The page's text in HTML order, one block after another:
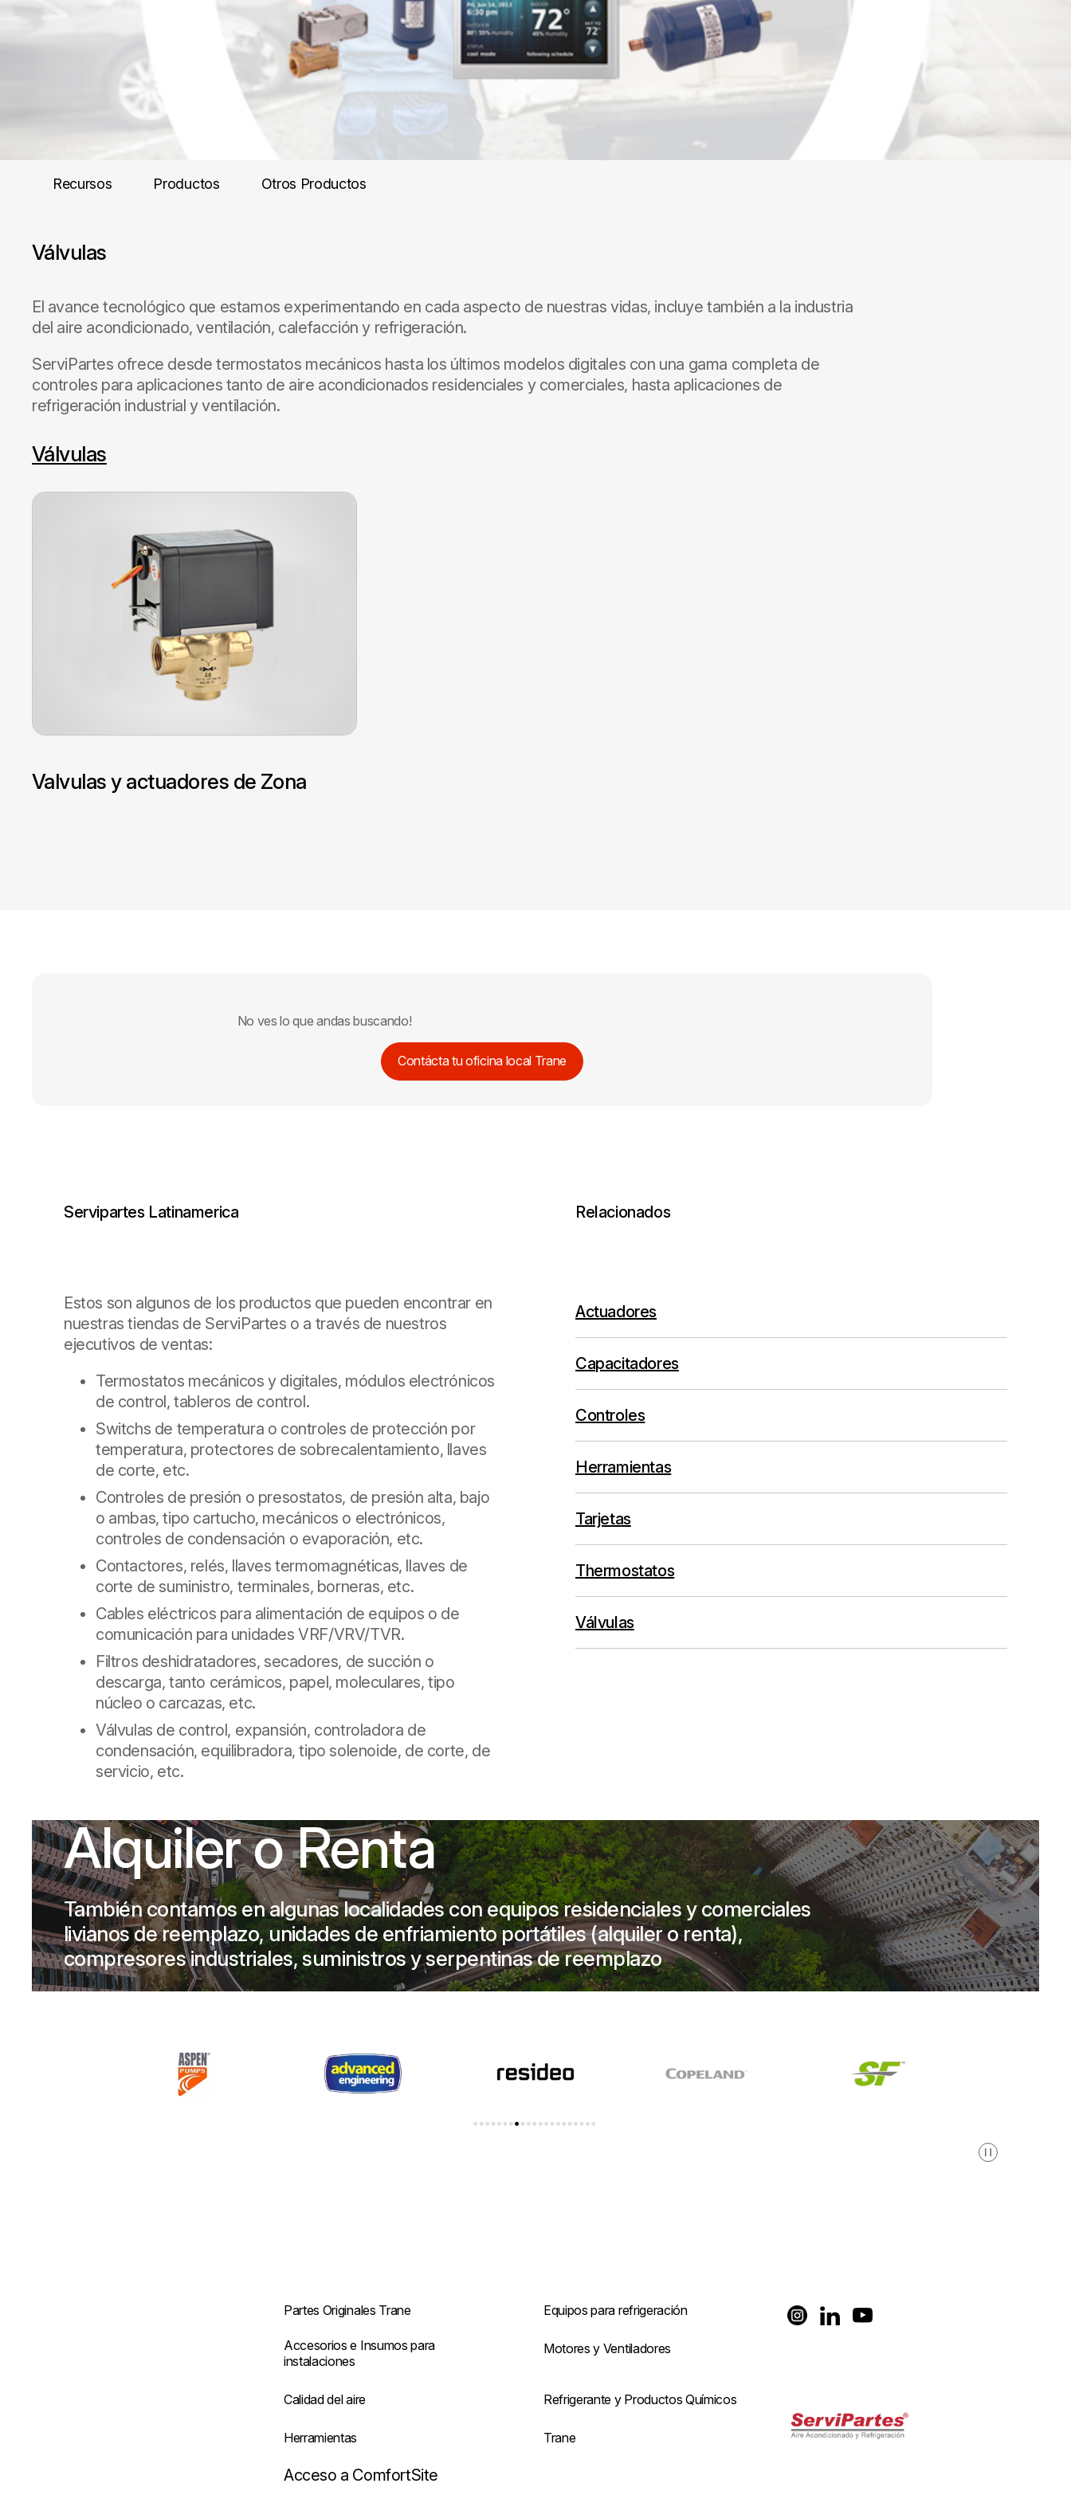
Recursos Productos Otros Productos
Válvulas
El avance tecnológico que estamos experimentando en cada aspecto de nuestras vidas, incluye también a la industria
del aire acondicionado, ventilación, calefacción y refrigeración.
ServiPartes ofrece desde termostatos mecánicos hasta los últimos modelos digitales con una gama completa de
controles para aplicaciones tanto de aire acondicionados residenciales y comerciales, hasta aplicaciones de
refrigeración industrial y ventilación.
Válvulas
Valvulas y actuadores de Zona
No ves lo que andas buscando!
Contácta tu oficina local Trane
Servipartes Latinamerica
Estos son algunos de los productos que pueden encontrar en
nuestras tiendas de ServiPartes o a través de nuestros
ejecutivos de ventas:
Termostatos mecánicos y digitales, módulos electrónicos
de control, tableros de control.
Switchs de temperatura o controles de protección por
temperatura, protectores de sobrecalentamiento, llaves
de corte, etc.
Controles de presión o presostatos, de presión alta, bajo
o ambas, tipo cartucho, mecánicos o electrónicos,
controles de condensación o evaporación, etc.
Contactores, relés, llaves termomagnéticas, llaves de
corte de suministro, terminales, borneras, etc.
Cables eléctricos para alimentación de equipos o de
comunicación para unidades VRF/VRV/TVR.
Filtros deshidratadores, secadores, de succión o
descarga, tanto cerámicos, papel, moleculares, tipo
núcleo o carcazas, etc.
Válvulas de control, expansión, controladora de
condensación, equilibradora, tipo solenoide, de corte, de
servicio, etc.
Relacionados
Actuadores
Capacitadores
Controles
Herramientas
Tarjetas
Thermostatos
Válvulas
Alquiler o Renta
También contamos en algunas localidades con equipos residenciales y comerciales
livianos de reemplazo, unidades de enfriamiento portátiles (alquiler o renta),
compresores industriales, suministros y serpentinas de reemplazo
Pausa
Partes Originales Trane Equipos para refrigeración
Accesorios e Insumos para
instalaciones
Motores y Ventiladores
Calidad del aire Refrigerante y Productos Químicos
Herramientas Trane
Acceso a ComfortSite